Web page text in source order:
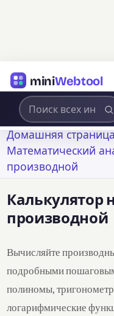
miniWebtool
Домашняя
Математический
производной
Калькулятор
производной
Вычисляйте
подробными
полиномы,
логарифмические